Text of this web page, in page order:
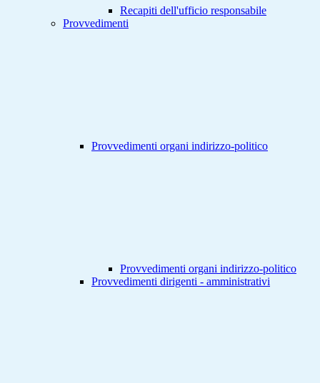
Recapiti dell'ufficio responsabile
Provvedimenti
Provvedimenti organi indirizzo-politico
Provvedimenti organi indirizzo-politico
Provvedimenti dirigenti - amministrativi